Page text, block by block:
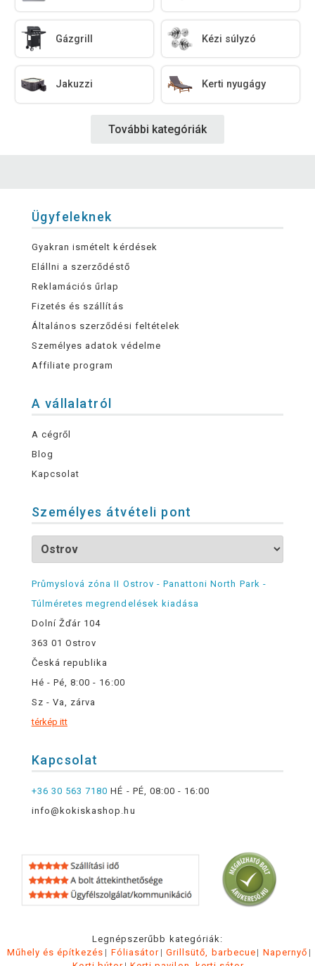
Gázgrill Kézi súlyzó
Jakuzzi Kerti nyugágy
További kategóriák
Ügyfeleknek
Gyakran ismételt kérdések
Elállni a szerződéstő
Reklamációs űrlap
Fizetés és szállítás
Általános szerződési feltételek
Személyes adatok védelme
Affiliate program
A vállalatról
A cégről
Blog
Kapcsolat
Személyes átvételi pont
Průmyslová zóna II Ostrov - Panattoni North Park -
Túlméretes megrendelések kiadása
Dolní Žďár 104
363 01 Ostrov
Česká republika
Hé - Pé, 8:00 - 16:00
Sz - Va, zárva
térkép itt
Kapcsolat
+36 30 563 7180 HÉ - PÉ, 08:00 - 16:00
info@kokiskashop.hu
Legnépszerűbb kategóriák:
Műhely és építkezés
Fóliasátor Grillsütő, barbecue
Napernyő